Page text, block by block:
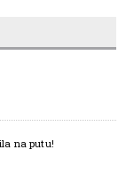
na putu!